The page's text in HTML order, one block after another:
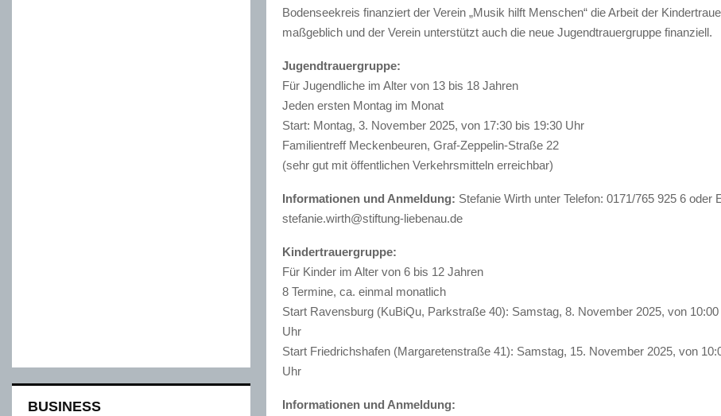
Bodenseekreis finanziert der Verein „Musik hilft Menschen“ die Arbeit der
maßgeblich und der Verein unterstützt auch die neue Jugendtrauergruppe finanziell.
Jugendtrauergruppe:
Für Jugendliche im Alter von 13 bis 18 Jahren
Jeden ersten Montag im Monat
Start: Montag, 3. November 2025, von 17:30 bis 19:30 Uhr
Familientreff Meckenbeuren, Graf-Zeppelin-Straße 22
(sehr gut mit öffentlichen Verkehrsmitteln erreichbar)
Informationen und Anmeldung: Stefanie Wirth unter Telefon: 0171/765 925 6 oder
stefanie.wirth@stiftung-liebenau.de
Kindertrauergruppe:
Für Kinder im Alter von 6 bis 12 Jahren
8 Termine, ca. einmal monatlich
Start Ravensburg (KuBiQu, Parkstraße 40): Samstag, 8. November 2025, von
Uhr
Start Friedrichshafen (Margaretenstraße 41): Samstag, 15. November 2025, von
Uhr
Informationen und Anmeldung:
BUSINESS